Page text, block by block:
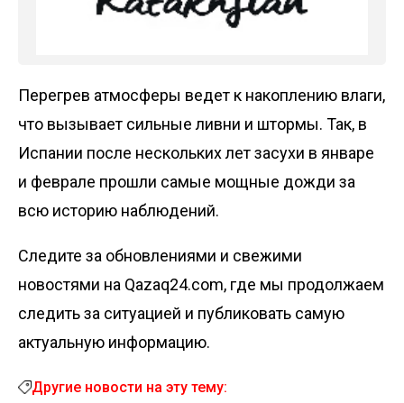
Перегрев атмосферы ведет к накоплению влаги,
что вызывает сильные ливни и штормы. Так, в
Испании после нескольких лет засухи в январе
и феврале прошли самые мощные дожди за
всю историю наблюдений.
Следите за обновлениями и свежими
новостями на Qazaq24.com, где мы продолжаем
следить за ситуацией и публиковать самую
актуальную информацию.
Другие новости на эту тему: